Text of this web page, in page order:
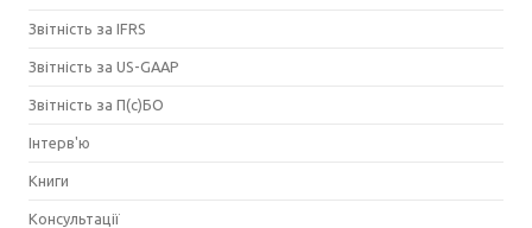
Звітність за IFRS
Звітність за US-GAAP
Звітність за П(с)БО
Інтерв'ю
Книги
Консультації